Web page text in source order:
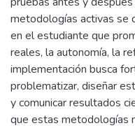
metodologías activas se
en el estudiante que
reales, la autonomía, la
implementación busca
problematizar, diseñar
y comunicar resultados
que estas metodologías